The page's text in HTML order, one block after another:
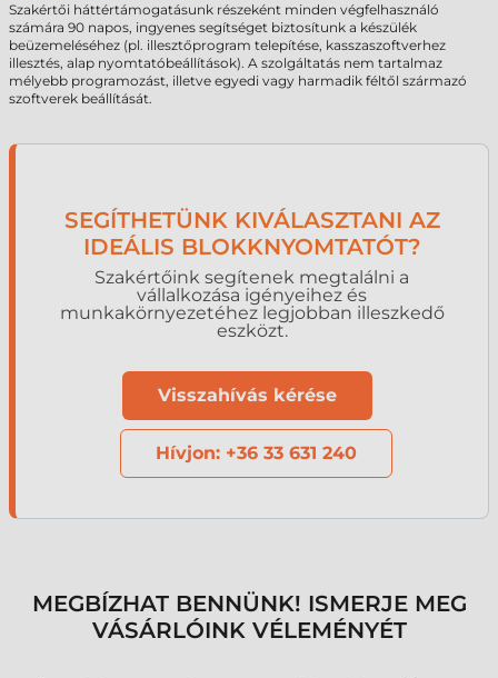
Szakértői háttértámogatásunk részeként minden végfelhasználó
számára 90 napos, ingyenes segítséget biztosítunk a készülék
beüzemeléséhez (pl. illesztőprogram telepítése, kasszaszoftverhez
illesztés, alap nyomtatóbeállítások). A szolgáltatás nem tartalmaz
mélyebb programozást, illetve egyedi vagy harmadik féltől származó
szoftverek beállítását.
SEGÍTHETÜNK KIVÁLASZTANI AZ
IDEÁLIS BLOKKNYOMTATÓT?
Szakértőink segítenek megtalálni a
vállalkozása igényeihez és
munkakörnyezetéhez legjobban illeszkedő
eszközt.
Visszahívás kérése
Hívjon: +36 33 631 240
MEGBÍZHAT BENNÜNK! ISMERJE MEG
VÁSÁRLÓINK VÉLEMÉNYÉT